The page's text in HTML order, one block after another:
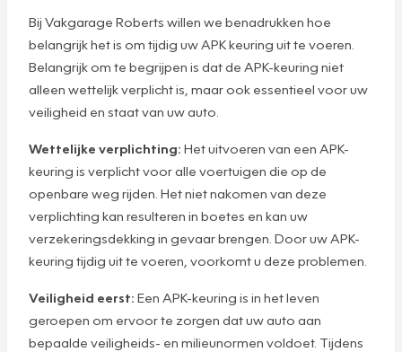
Bij Vakgarage Roberts willen we benadrukken hoe
belangrijk het is om tijdig uw APK keuring uit te voeren.
Belangrijk om te begrijpen is dat de APK-keuring niet
alleen wettelijk verplicht is, maar ook essentieel voor uw
veiligheid en staat van uw auto.
Wettelijke verplichting: Het uitvoeren van een APK-
keuring is verplicht voor alle voertuigen die op de
openbare weg rijden. Het niet nakomen van deze
verplichting kan resulteren in boetes en kan uw
verzekeringsdekking in gevaar brengen. Door uw APK-
keuring tijdig uit te voeren, voorkomt u deze problemen.
Veiligheid eerst: Een APK-keuring is in het leven
geroepen om ervoor te zorgen dat uw auto aan
bepaalde veiligheids- en milieunormen voldoet. Tijdens